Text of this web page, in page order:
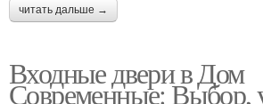
читать дальше →
Входные двери в Дом
Современные: Выбор,